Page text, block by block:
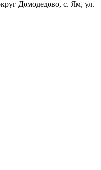
Домодедово, с. Ям, ул.